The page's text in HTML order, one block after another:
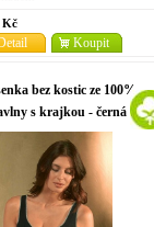
Kč
Koupit
bez kostic ze 100%
s krajkou - černá